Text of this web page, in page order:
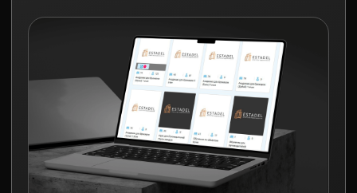
Ответь на 4 вопроса, и
мыпригласим тебя на
собеседование